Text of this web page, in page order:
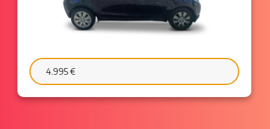
6.595 €